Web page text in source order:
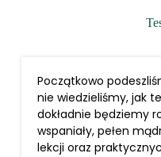
Początkowo
nie wiedzieliśmy, jak
dokładnie będziemy
wspaniały, pełen
lekcji oraz